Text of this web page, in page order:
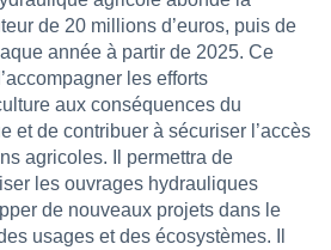
de 20 millions d’euros, puis de
année à partir de 2025. Ce
les efforts
aux conséquences du
et de contribuer à sécuriser l’accès
agricoles. Il permettra de
les ouvrages hydrauliques
de nouveaux projets dans le
usages et des écosystèmes. Il